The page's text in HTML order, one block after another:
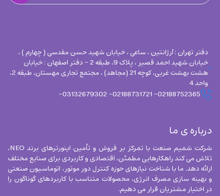
درباره ی ما
در اختیار مشتریان قرار می دهیم.
دفتر تهران : آرژانتین ، ساعی ، خیابان شهید حسن مقدسی ( چهارم ) ،
خیابان شهید احمد قصیر ، پلاک 9، طبقه 2 - دفتر اصفهان : خیابان
هشت بهشت غربی، کوچه 21 (مجاهد) ، مجتمع تجاری مهستان، طبقه 2،
واحد 4
02188752365- 02188731721- 03132679302-